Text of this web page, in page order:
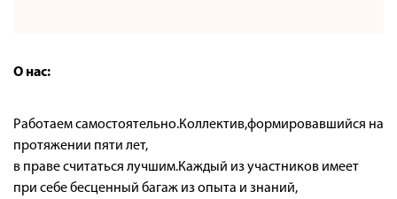
О нас:
Работаем самостоятельно.Коллектив,формировавшийся на
протяжении пяти лет,
в праве считаться лучшим.Каждый из участников имеет
при себе бесценный багаж из опыта и знаний,